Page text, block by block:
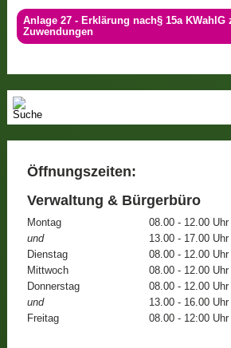
Anlage 27 - Erklärung nach§ 15a KWahlG
Zuwendungen
Öffnungszeiten:
Verwaltung & Bürgerbüro
Montag
08.00 - 12.00 Uhr
und
13.00 - 17.00 Uhr
Dienstag
08.00 - 12.00 Uhr
Mittwoch
08.00 - 12.00 Uhr
Donnerstag
08.00 - 12.00 Uhr
und
13.00 - 16.00 Uhr
Freitag
08.00 - 12:00 Uhr